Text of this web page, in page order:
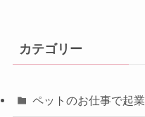
カテゴリー
ペットのお仕事で起業